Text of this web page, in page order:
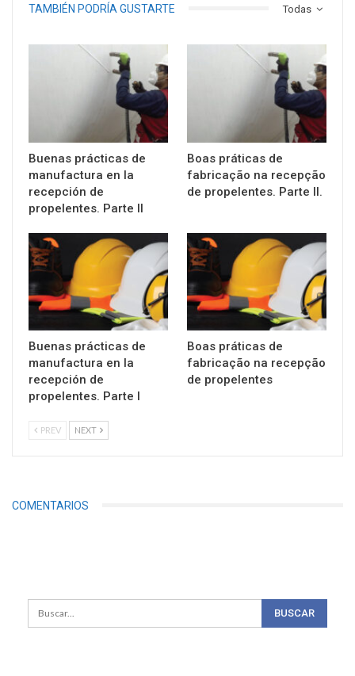
Todas
TAMBIÉN PODRÍA GUSTARTE
Buenas prácticas de
manufactura en la
recepción de
propelentes. Parte II
Boas práticas de
fabricação na recepção
de propelentes. Parte II.
Buenas prácticas de
manufactura en la
recepción de
propelentes. Parte I
Boas práticas de
fabricação na recepção
de propelentes
PREV NEXT
COMENTARIOS